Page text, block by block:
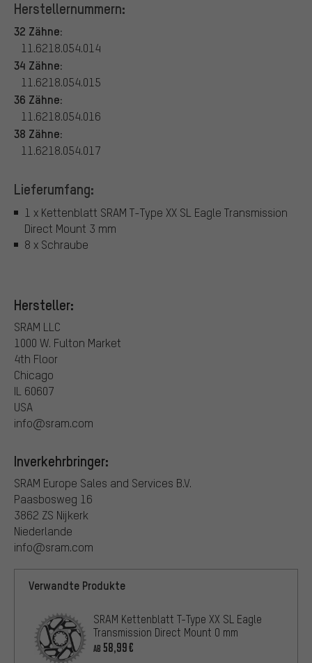
Herstellernummern:
32 Zähne:
11.6218.054.014
34 Zähne:
11.6218.054.015
36 Zähne:
11.6218.054.016
38 Zähne:
11.6218.054.017
Lieferumfang:
1 x Kettenblatt SRAM T-Type XX SL Eagle Transmission
Direct Mount 3 mm
8 x Schraube
Hersteller:
SRAM LLC
1000 W. Fulton Market
4th Floor
Chicago
IL 60607
USA
info@sram.com
Inverkehrbringer:
SRAM Europe Sales and Services B.V.
Paasbosweg 16
3862 ZS Nijkerk
Niederlande
info@sram.com
Verwandte Produkte
SRAM Kettenblatt T-Type XX SL Eagle
Transmission Direct Mount 0 mm
AB 58,99€